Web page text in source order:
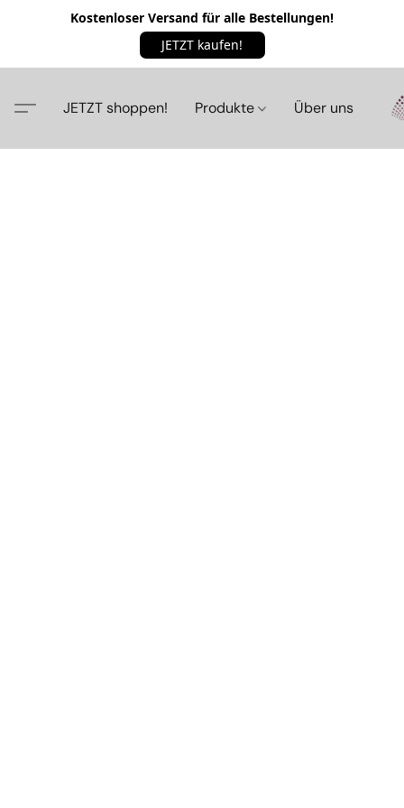
Kostenloser Versand für alle Bestellungen!
JETZT kaufen!
JETZT shoppen! Produkte Über uns